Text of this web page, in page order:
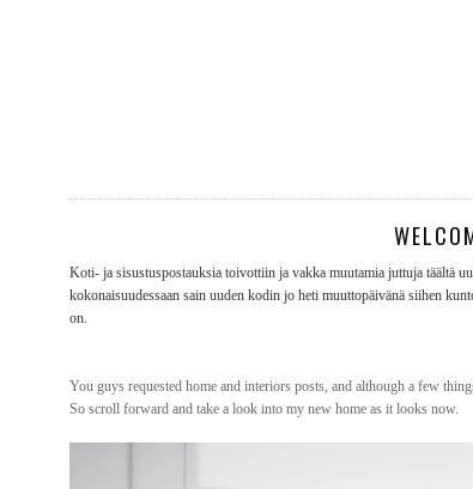
Koti- ja sisustuspostauksia toivottiin ja vakka muutamia juttuja täältä
kokonaisuudessaan sain uuden kodin jo heti muuttopäivänä siihen
on.
You guys requested home and interiors posts, and although a few
So scroll forward and take a look into my new home as it looks now.